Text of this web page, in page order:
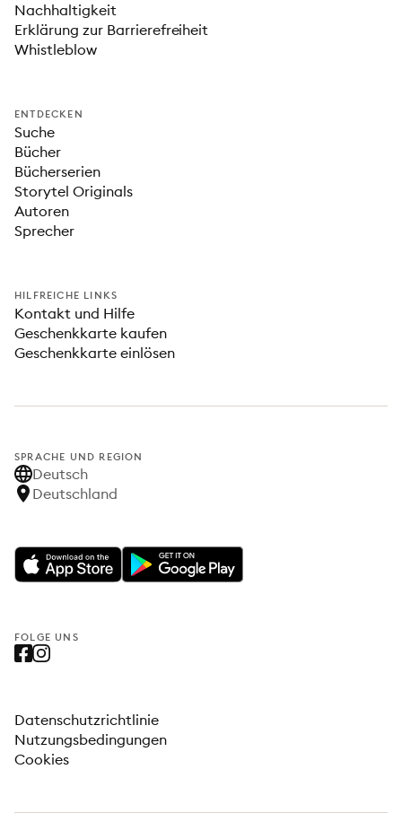
Nachhaltigkeit
Erklärung zur Barrierefreiheit
Whistleblow
ENTDECKEN
Suche
Bücher
Bücherserien
Storytel Originals
Autoren
Sprecher
HILFREICHE LINKS
Kontakt und Hilfe
Geschenkkarte kaufen
Geschenkkarte einlösen
SPRACHE UND REGION
Deutsch
Deutschland
FOLGE UNS
Datenschutzrichtlinie
Nutzungsbedingungen
Cookies